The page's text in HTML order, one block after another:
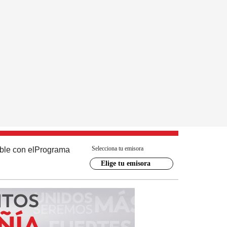
con el Programa Selecciona tu emisora
Elige tu emisora